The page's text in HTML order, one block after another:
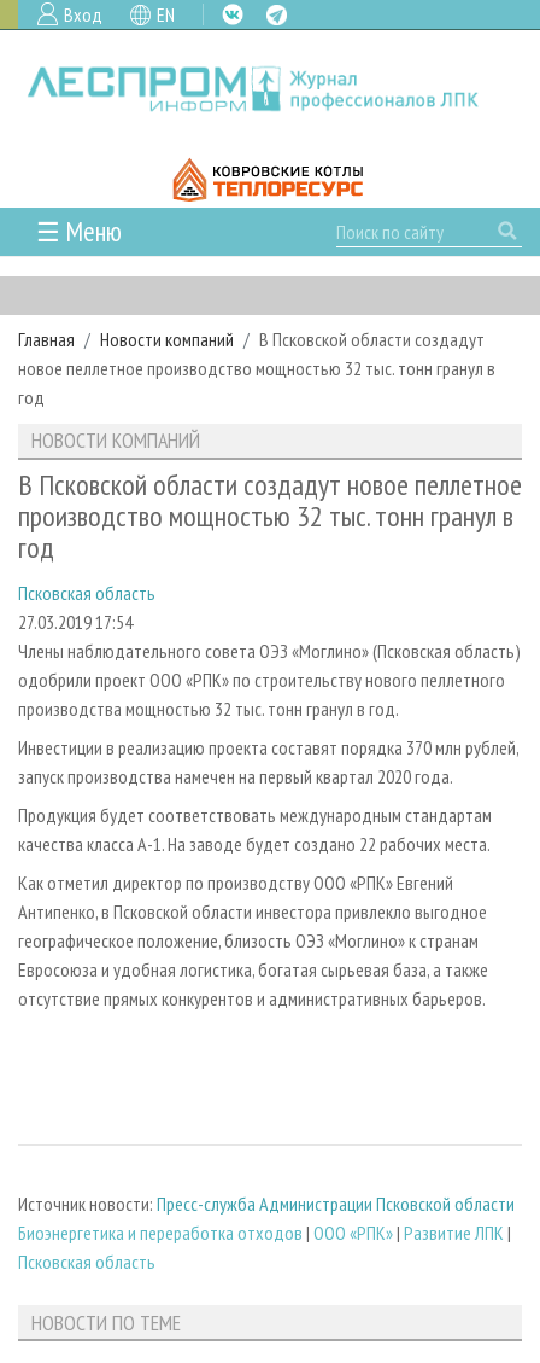
Вход EN
☰ Меню
ГЛАВНАЯ
РУБРИКИ И ТЕМЫ
РУБРИКИ ЖУРНАЛА
ЛЕСОЗАГОТОВКА
ЛЕСОПИЛЕНИЕ
ДЕРЕВООБРАБОТКА
ПРОИЗВОДСТВО ДРЕВЕСНЫХ ПЛИТ
ДЕРЕВЯННОЕ ДОМОСТРОЕНИЕ
ПРОИЗВОДСТВО МЕБЕЛИ
БИОЭНЕРГЕТИКА
ЦБП
НОВОСТИ
НОВОСТИ ЛПК
НОВОСТИ ЖУРНАЛА
НОВОСТИ КОМПАНИЙ
ПРОЕКТЫ ЛПИ
АНАЛИТИКА
ПРЕДПРИЯТИЯ ЛПК
ЛЕСНЫЕ РЕГИОНЫ РОССИИ
МОБИЛЬНЫЕ ВЫСТАВКИ
ОФИЦИАЛЬНЫЕ ДЕЛЕГАЦИИ
ПРИОРИТЕТНЫЕ ИНВЕСТПРОЕКТЫ
RUSSIAN FORESTRY REVIEW
ГАЗЕТА ЛЕСПРОМФОРУМ
АРХИВ
АРХИВ ЖУРНАЛОВ
СТАТЬИ
О ЖУРНАЛЕ
ПОДПИСКА
РЕКЛАМОДАТЕЛЯМ
РЕКЛАМА НА САЙТЕ
Главная Новости компаний
В Псковской области создадут
новое пеллетное производство мощностью 32 тыс. тонн гранул в
год
НОВОСТИ КОМПАНИЙ
В Псковской области создадут новое пеллетное
производство мощностью 32 тыс. тонн гранул в
год
Псковская область
27.03.2019 17:54
Члены наблюдательного совета ОЭЗ «Моглино» (Псковская область)
одобрили проект ООО «РПК» по строительству нового пеллетного
производства мощностью 32 тыс. тонн гранул в год.
Инвестиции в реализацию проекта составят порядка 370 млн рублей,
запуск производства намечен на первый квартал 2020 года.
Продукция будет соответствовать международным стандартам
качества класса А-1. На заводе будет создано 22 рабочих места.
Как отметил директор по производству ООО «РПК» Евгений
Антипенко, в Псковской области инвестора привлекло выгодное
географическое положение, близость ОЭЗ «Моглино» к странам
Евросоюза и удобная логистика, богатая сырьевая база, а также
отсутствие прямых конкурентов и административных барьеров.
Источник новости: Пресс-служба Администрации Псковской области
Биoэнергетика и переработка отходов | ООО «РПК»| Развитие ЛПК |
Псковская область
НОВОСТИ ПО ТЕМЕ